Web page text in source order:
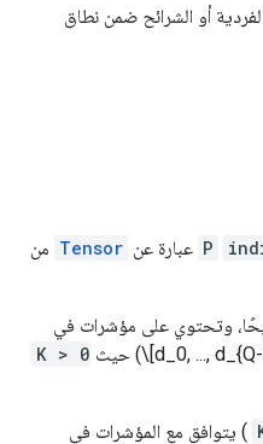
أو الشرائح ضمن نطاق
P عبارة عن Tensor من
وتحتوي على مؤشرات في
0 < K
) يتوافق مع المؤشرات في